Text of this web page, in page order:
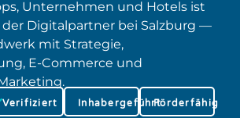
Unternehmen und Hotels ist
Digitalpartner bei Salzburg —
mit Strategie,
E-Commerce und
Verifiziert InhabergeführtFörderfähig